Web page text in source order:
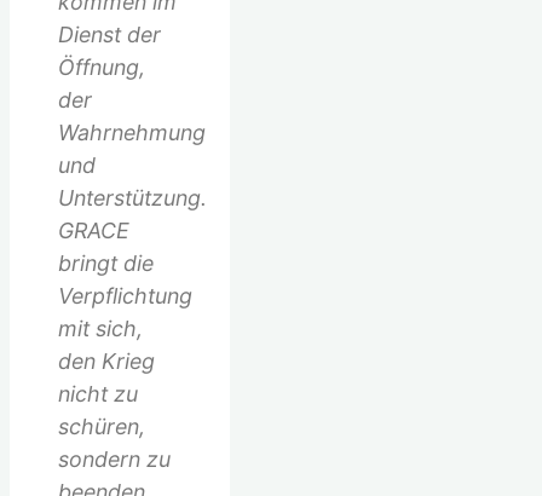
Dienst der
Öffnung,
der
Wahrnehmung
und
Unterstützung.
GRACE
bringt die
Verpflichtung
mit sich,
den Krieg
nicht zu
schüren,
sondern zu